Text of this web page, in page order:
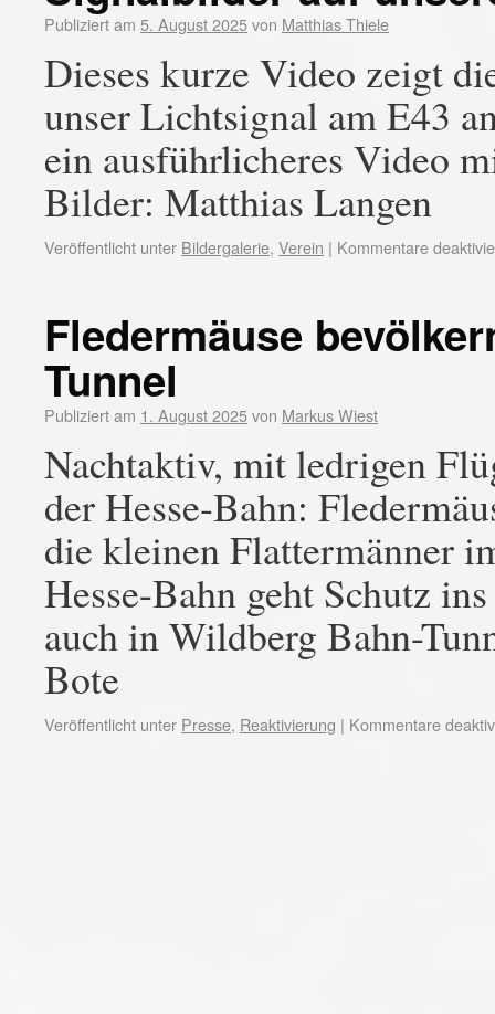
Publiziert am 5. August 2025von Matthias Thiele
Dieses kurze Video zeigt
unser Lichtsignal am E43
ein ausführlicheres Video
Bilder: Matthias Langen
Veröffentlicht unter Bildergalerie, Verein | Kommentare
Fledermäuse
Tunnel
Publiziert am 1. August 2025von Markus Wiest
Nachtaktiv, mit ledrigen
der Hesse-Bahn:
die kleinen Flattermänner
Hesse-Bahn geht Schutz
auch in Wildberg Bahn-
Bote
Veröffentlicht unter Presse, Reaktivierung | Kommentare